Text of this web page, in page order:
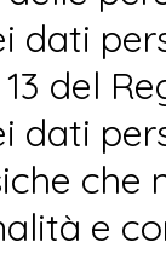
13 del
dati
che
e